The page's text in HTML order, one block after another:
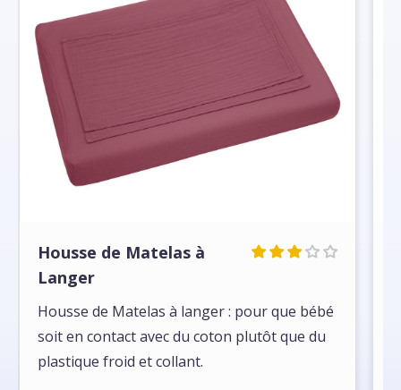
Housse de Matelas à
Langer
Housse de Matelas à langer : pour que bébé
soit en contact avec du coton plutôt que du
plastique froid et collant.